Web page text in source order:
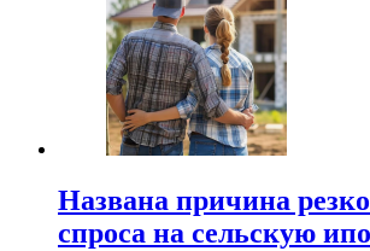
Названа причина
спроса на сельскую